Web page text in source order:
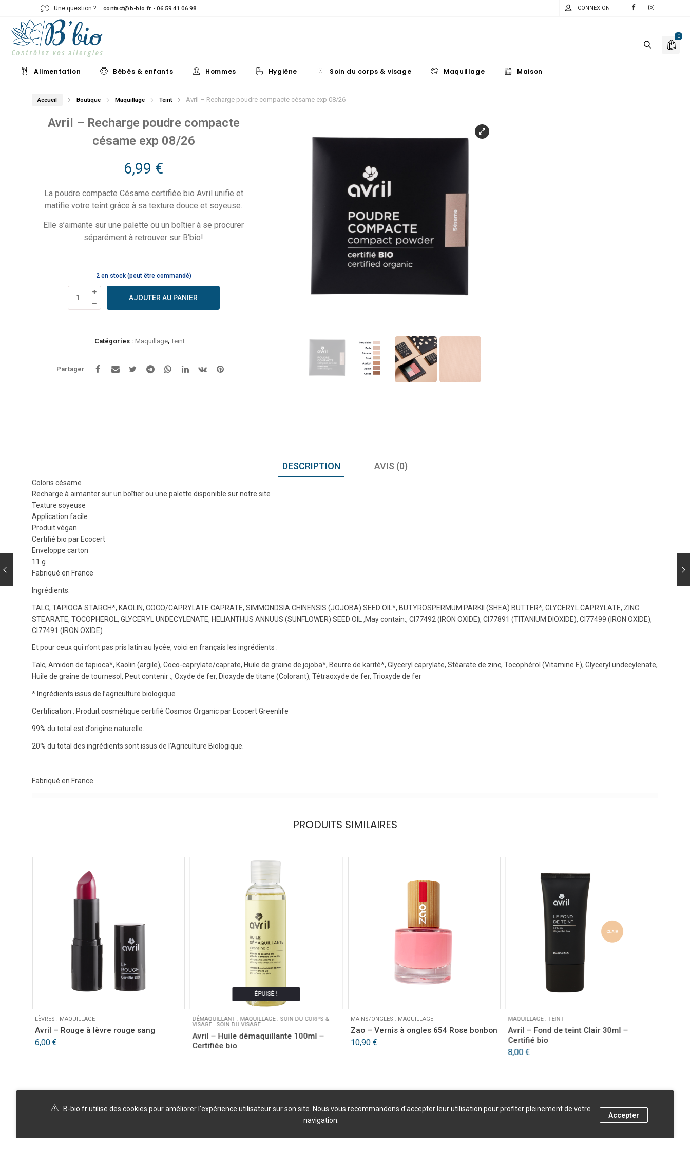
Une question ? contact@b-bio.fr - 06 59 41 06 98 CONNEXION
0
Alimentation Bébés & enfants Hommes Hygiène Soin du corps & visage Maquillage Maison
Accueil Boutique Maquillage Teint Avril – Recharge poudre compacte césame exp 08/26
Avril – Recharge poudre compacte
césame exp 08/26
6,99 €
La poudre compacte Césame certifiée bio Avril unifie et
matifie votre teint grâce à sa texture douce et soyeuse.
Elle s’aimante sur une palette ou un boîtier à se procurer
séparément à retrouver sur B’bio!
2 en stock (peut être commandé)
quantité
de
césame
AJOUTER AU PANIER
Catégories : Maquillage,Teint
Partager
DESCRIPTION AVIS (0)
Coloris césame
Recharge à aimanter sur un boîtier ou une palette disponible sur notre site
Texture soyeuse
Application facile
Produit végan
Certifié bio par Ecocert
Enveloppe carton
11 g
Fabriqué en France
Ingrédients:
TALC, TAPIOCA STARCH*, KAOLIN, COCO/CAPRYLATE CAPRATE, SIMMONDSIA CHINENSIS (JOJOBA) SEED OIL*, BUTYROSPERMUM PARKII (SHEA) BUTTER*, GLYCERYL CAPRYLATE, ZINC
STEARATE, TOCOPHEROL, GLYCERYL UNDECYLENATE, HELIANTHUS ANNUUS (SUNFLOWER) SEED OIL ,May contain:, CI77492 (IRON OXIDE), CI77891 (TITANIUM DIOXIDE), CI77499 (IRON OXIDE),
CI77491 (IRON OXIDE)
Et pour ceux qui n’ont pas pris latin au lycée, voici en français les ingrédients :
Talc, Amidon de tapioca*, Kaolin (argile), Coco-caprylate/caprate, Huile de graine de jojoba*, Beurre de karité*, Glyceryl caprylate, Stéarate de zinc, Tocophérol (Vitamine E), Glyceryl undecylenate,
Huile de graine de tournesol, Peut contenir :, Oxyde de fer, Dioxyde de titane (Colorant), Tétraoxyde de fer, Trioxyde de fer
* Ingrédients issus de l’agriculture biologique
Certification : Produit cosmétique certifié Cosmos Organic par Ecocert Greenlife
99% du total est d’origine naturelle.
20% du total des ingrédients sont issus de l’Agriculture Biologique.
Fabriqué en France
PRODUITS SIMILAIRES
LÈVRES . MAQUILLAGE
Avril – Rouge à lèvre rouge sang
6,00 €
ÉPUISÉ !
DÉMAQUILLANT. MAQUILLAGE. SOIN DU CORPS &
VISAGE. SOIN DU VISAGE
Avril – Huile démaquillante 100ml –
Certifiée bio
MAINS/ONGLES . MAQUILLAGE
Zao – Vernis à ongles 654 Rose bonbon
10,90 €
MAQUILLAGE.TEINT
Avril – Fond de teint Clair 30ml –
Certifié bio
8,00€
B-bio.fr utilise des cookies pour améliorer l'expérience utilisateur sur son site. Nous vous recommandons d'accepter leur utilisation pour profiter pleinement de votre
navigation.
Accepter